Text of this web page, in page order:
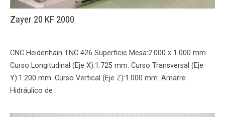
Zayer 20 KF 2000
CNC Heidenhain TNC 426 Superficie Mesa:2.000 x 1.000 mm.
Curso Longitudinal (Eje X):1.725 mm. Curso Transversal (Eje
Y):1.200 mm. Curso Vertical (Eje Z):1.000 mm. Amarre
Hidráulico de